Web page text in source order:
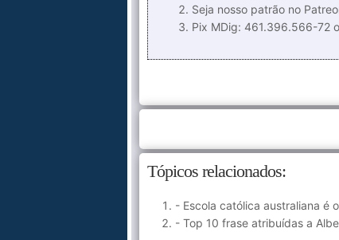
Seja nosso patrão no
Pix MDig: 461.396.566-72
Tópicos relacionados:
- Escola católica australiana é
- Top 10 frase atribuídas a